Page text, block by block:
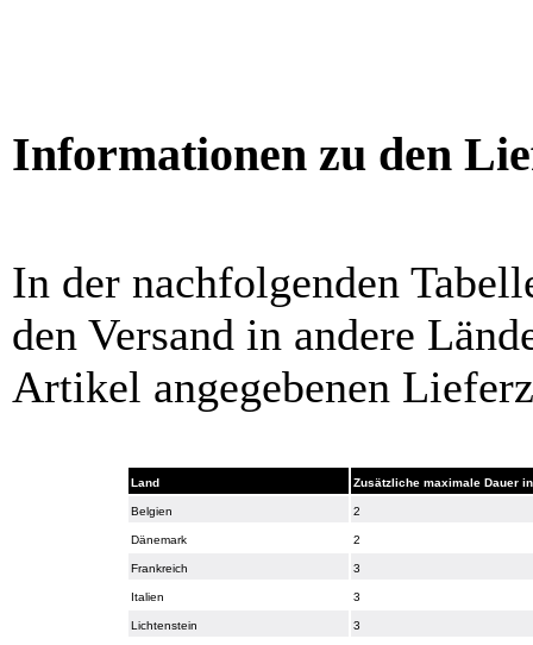
Informationen zu den
In der nachfolgenden
den Versand in andere
Artikel angegebenen
Land Zusätzliche maximale Dauer
Belgien 2
Dänemark 2
Frankreich 3
Italien 3
Lichtenstein 3